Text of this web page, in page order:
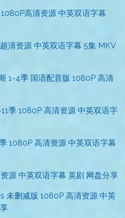
高清资源 中英双语字幕
清资源 中英双语字幕 5集 MKV
1-4季 国语配音版 1080P 高清
季 1080P 高清资源 中英双语字
1080P 高清资源 中英双语字幕
源 中英双语字幕 英剧 网盘分享
未删减版 1080P 高清资源 中英